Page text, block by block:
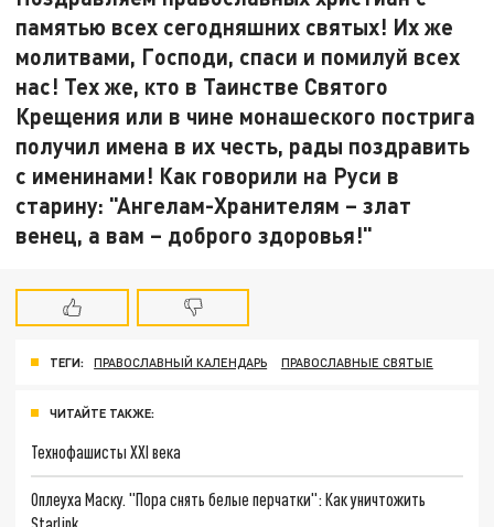
памятью всех сегодняшних святых! Их же
молитвами, Господи, спаси и помилуй всех
нас! Тех же, кто в Таинстве Святого
Крещения или в чине монашеского пострига
получил имена в их честь, рады поздравить
с именинами! Как говорили на Руси в
старину: "Ангелам-Хранителям – злат
венец, а вам – доброго здоровья!"
ТЕГИ: ПРАВОСЛАВНЫЙ КАЛЕНДАРЬ ПРАВОСЛАВНЫЕ СВЯТЫЕ
ЧИТАЙТЕ ТАКЖЕ:
Технофашисты XXI века
Оплеуха Маску. "Пора снять белые перчатки": Как уничтожить